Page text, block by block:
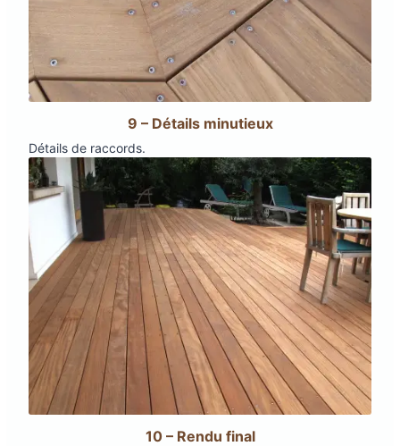
9 – Détails minutieux
Détails de raccords.
10 – Rendu final